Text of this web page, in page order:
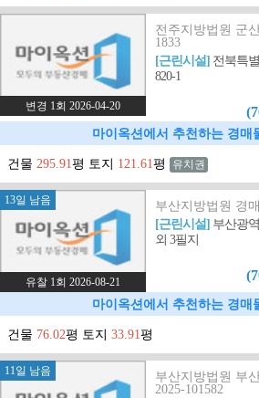
변경 1회 2026-04-20
전주지방법원 군
1833
[근린시설] 전북특
820-1
마이옥션에서 추천하는 경매
건물 295.91평 토지 121.61평 유치권
13일 남음
유찰 1회 2026-08-21
부산지방법원 경
[근린시설] 부산광
외 3필지
마이옥션에서 추천하는 경매
건물 76.02평 토지 33.91평
11일 남음
부산지방법원 부
2025-101582